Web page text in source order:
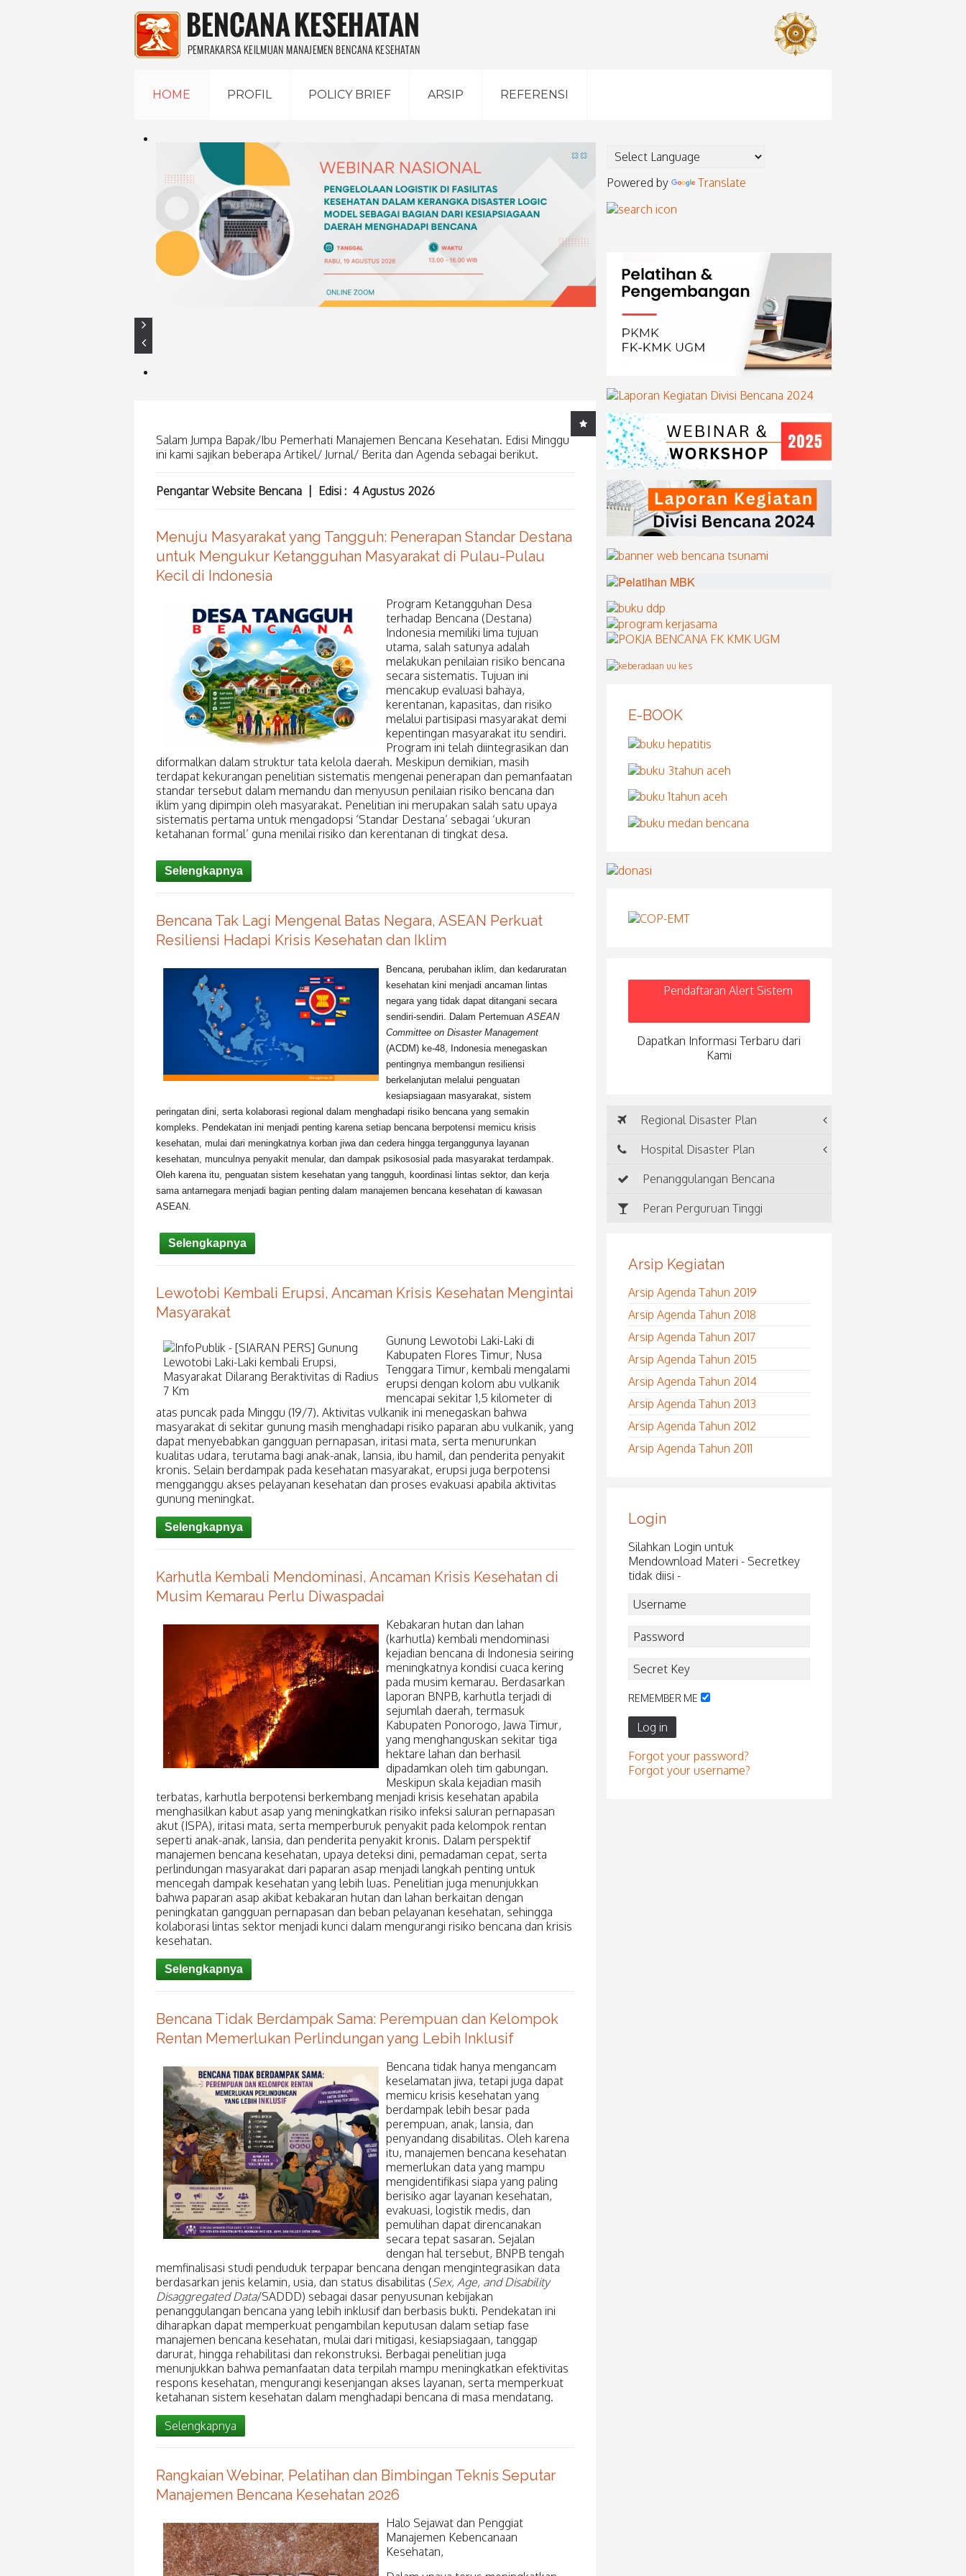
HOME PROFIL POLICY BRIEF ARSIP REFERENSI
Salam Jumpa Bapak/Ibu Pemerhati Manajemen Bencana Kesehatan. Edisi Minggu
ini kami sajikan beberapa Artikel/ Jurnal/ Berita dan Agenda sebagai berikut.
Pengantar Website Bencana | Edisi : 4 Agustus 2026
Menuju Masyarakat yang Tangguh: Penerapan Standar Destana
untuk Mengukur Ketangguhan Masyarakat di Pulau-Pulau
Kecil di Indonesia
Program Ketangguhan Desa
terhadap Bencana (Destana)
Indonesia memiliki lima tujuan
utama, salah satunya adalah
melakukan penilaian risiko bencana
secara sistematis. Tujuan ini
mencakup evaluasi bahaya,
kerentanan, kapasitas, dan risiko
melalui partisipasi masyarakat demi
kepentingan masyarakat itu sendiri.
Program ini telah diintegrasikan dan
diformalkan dalam struktur tata kelola daerah. Meskipun demikian, masih
terdapat kekurangan penelitian sistematis mengenai penerapan dan pemanfaatan
standar tersebut dalam memandu dan menyusun penilaian risiko bencana dan
iklim yang dipimpin oleh masyarakat. Penelitian ini merupakan salah satu upaya
sistematis pertama untuk mengadopsi ‘Standar Destana’ sebagai ‘ukuran
ketahanan formal’ guna menilai risiko dan kerentanan di tingkat desa.
Selengkapnya
Bencana Tak Lagi Mengenal Batas Negara, ASEAN Perkuat
Resiliensi Hadapi Krisis Kesehatan dan Iklim
Bencana, perubahan iklim, dan kedaruratan
kesehatan kini menjadi ancaman lintas
negara yang tidak dapat ditangani secara
sendiri-sendiri. Dalam Pertemuan ASEAN
Committee on Disaster Management
(ACDM) ke-48, Indonesia menegaskan
pentingnya membangun resiliensi
berkelanjutan melalui penguatan
kesiapsiagaan masyarakat, sistem
peringatan dini, serta kolaborasi regional dalam menghadapi risiko bencana yang semakin
kompleks. Pendekatan ini menjadi penting karena setiap bencana berpotensi memicu krisis
kesehatan, mulai dari meningkatnya korban jiwa dan cedera hingga terganggunya layanan
kesehatan, munculnya penyakit menular, dan dampak psikososial pada masyarakat terdampak.
Oleh karena itu, penguatan sistem kesehatan yang tangguh, koordinasi lintas sektor, dan kerja
sama antarnegara menjadi bagian penting dalam manajemen bencana kesehatan di kawasan
ASEAN.
Selengkapnya
Lewotobi Kembali Erupsi, Ancaman Krisis Kesehatan Mengintai
Masyarakat
Gunung Lewotobi Laki-Laki di
Kabupaten Flores Timur, Nusa
Tenggara Timur, kembali mengalami
erupsi dengan kolom abu vulkanik
mencapai sekitar 1,5 kilometer di
atas puncak pada Minggu (19/7). Aktivitas vulkanik ini menegaskan bahwa
masyarakat di sekitar gunung masih menghadapi risiko paparan abu vulkanik, yang
dapat menyebabkan gangguan pernapasan, iritasi mata, serta menurunkan
kualitas udara, terutama bagi anak-anak, lansia, ibu hamil, dan penderita penyakit
kronis. Selain berdampak pada kesehatan masyarakat, erupsi juga berpotensi
mengganggu akses pelayanan kesehatan dan proses evakuasi apabila aktivitas
gunung meningkat.
Selengkapnya
Karhutla Kembali Mendominasi, Ancaman Krisis Kesehatan di
Musim Kemarau Perlu Diwaspadai
Kebakaran hutan dan lahan
(karhutla) kembali mendominasi
kejadian bencana di Indonesia seiring
meningkatnya kondisi cuaca kering
pada musim kemarau. Berdasarkan
laporan BNPB, karhutla terjadi di
sejumlah daerah, termasuk
Kabupaten Ponorogo, Jawa Timur,
yang menghanguskan sekitar tiga
hektare lahan dan berhasil
dipadamkan oleh tim gabungan.
Meskipun skala kejadian masih
terbatas, karhutla berpotensi berkembang menjadi krisis kesehatan apabila
menghasilkan kabut asap yang meningkatkan risiko infeksi saluran pernapasan
akut (ISPA), iritasi mata, serta memperburuk penyakit pada kelompok rentan
seperti anak-anak, lansia, dan penderita penyakit kronis. Dalam perspektif
manajemen bencana kesehatan, upaya deteksi dini, pemadaman cepat, serta
perlindungan masyarakat dari paparan asap menjadi langkah penting untuk
mencegah dampak kesehatan yang lebih luas. Penelitian juga menunjukkan
bahwa paparan asap akibat kebakaran hutan dan lahan berkaitan dengan
peningkatan gangguan pernapasan dan beban pelayanan kesehatan, sehingga
kolaborasi lintas sektor menjadi kunci dalam mengurangi risiko bencana dan krisis
kesehatan.
Selengkapnya
Bencana Tidak Berdampak Sama: Perempuan dan Kelompok
Rentan Memerlukan Perlindungan yang Lebih Inklusif
Bencana tidak hanya mengancam
keselamatan jiwa, tetapi juga dapat
memicu krisis kesehatan yang
berdampak lebih besar pada
perempuan, anak, lansia, dan
penyandang disabilitas. Oleh karena
itu, manajemen bencana kesehatan
memerlukan data yang mampu
mengidentifikasi siapa yang paling
berisiko agar layanan kesehatan,
evakuasi, logistik medis, dan
pemulihan dapat direncanakan
secara tepat sasaran. Sejalan
dengan hal tersebut, BNPB tengah
memfinalisasi studi penduduk terpapar bencana dengan mengintegrasikan data
berdasarkan jenis kelamin, usia, dan status disabilitas (Sex, Age, and Disability
Disaggregated Data/SADDD) sebagai dasar penyusunan kebijakan
penanggulangan bencana yang lebih inklusif dan berbasis bukti. Pendekatan ini
diharapkan dapat memperkuat pengambilan keputusan dalam setiap fase
manajemen bencana kesehatan, mulai dari mitigasi, kesiapsiagaan, tanggap
darurat, hingga rehabilitasi dan rekonstruksi. Berbagai penelitian juga
menunjukkan bahwa pemanfaatan data terpilah mampu meningkatkan efektivitas
respons kesehatan, mengurangi kesenjangan akses layanan, serta memperkuat
ketahanan sistem kesehatan dalam menghadapi bencana di masa mendatang.
Selengkapnya
Rangkaian Webinar, Pelatihan dan Bimbingan Teknis Seputar
Manajemen Bencana Kesehatan 2026
Halo Sejawat dan Penggiat
Manajemen Kebencanaan
Kesehatan,
Powered by Translate
E-BOOK
Pendaftaran Alert Sistem
Dapatkan Informasi Terbaru dari
Kami
Regional Disaster Plan
Hospital Disaster Plan
Penanggulangan Bencana
Peran Perguruan Tinggi
Arsip Kegiatan
Arsip Agenda Tahun 2019
Arsip Agenda Tahun 2018
Arsip Agenda Tahun 2017
Arsip Agenda Tahun 2015
Arsip Agenda Tahun 2014
Arsip Agenda Tahun 2013
Arsip Agenda Tahun 2012
Arsip Agenda Tahun 2011
Login
Silahkan Login untuk
Mendownload Materi - Secretkey
tidak diisi -
REMEMBER ME
Log in
Forgot your password?
Forgot your username?